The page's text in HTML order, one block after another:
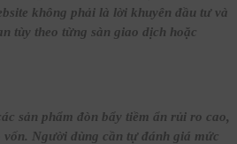
không phải là lời khuyên đầu tư và
tùy theo từng sàn giao dịch hoặc
sản phẩm đòn bẩy tiềm ẩn rủi ro cao,
vốn. Người dùng cần tự đánh giá mức